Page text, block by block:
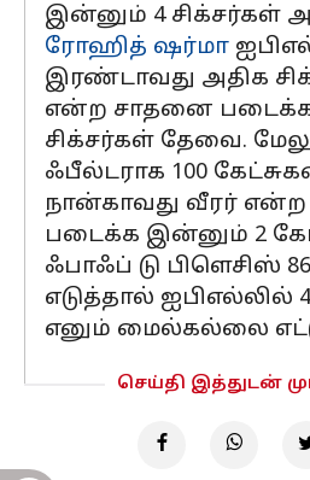
இன்னும் 4 சிக்சர்கள்
ரோஹித் ஷர்மா
இரண்டாவது அதிக
என்ற சாதனை
சிக்சர்கள் தேவை.
ஃபீல்டராக 100
நான்காவது வீரர்
படைக்க இன்னும் 2
ஃபாஃப் டு பிளெசிஸ்
எடுத்தால் ஐபிஎல்லில்
எனும் மைல்கல்லை
செய்தி இத்துடன்